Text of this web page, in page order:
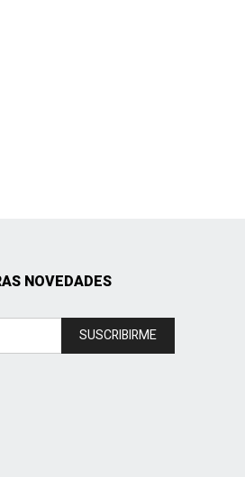
NOVEDADES
SUSCRIBIRME